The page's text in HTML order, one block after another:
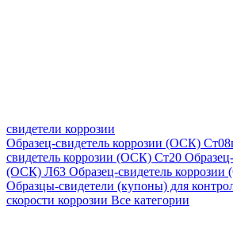
свидетели коррозии
Образец-свидетель коррозии (ОСК)
свидетель коррозии (ОСК) Ст20
(ОСК) Л63 Образец-свидетель
Образцы-свидетели (купоны) для
скорости коррозии Все категории